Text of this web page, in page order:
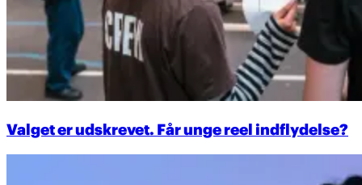
Valget er udskrevet. Får unge reel indflydelse?